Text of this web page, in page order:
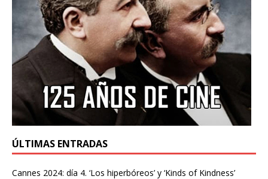
ÚLTIMAS ENTRADAS
Cannes 2024: día 4. ‘Los hiperbóreos’ y ‘Kinds of Kindness’